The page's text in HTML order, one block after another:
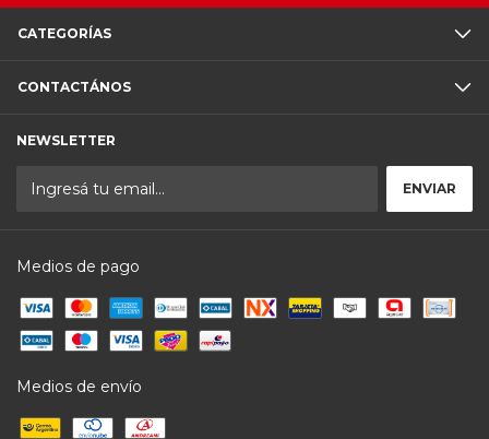
CATEGORÍAS
CONTACTÁNOS
NEWSLETTER
Medios de pago
Medios de envío